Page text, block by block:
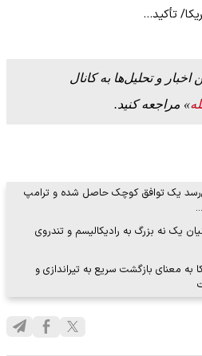
تأکید…
و تحلیل‌ها به کانال
» مراجعه کنید.
می‌رسد یک توافق کوچک حاصل شده و ترامپ
یک نه بزرگ به رادیکالیسم و تندروی
به معنای بازگشت سریع به تیراندازی و